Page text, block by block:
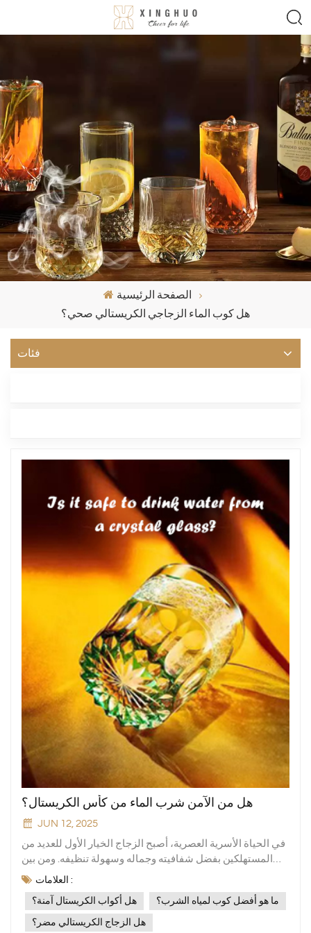
الصفحة الرئيسية
هل كوب الماء الزجاجي الكريستالي صحي؟
فئات
هل من الآمن شرب الماء من كأس الكريستال؟
JUN 12, 2025
في الحياة الأسرية العصرية، أصبح الزجاج الخيار الأول للعديد من
المستهلكين بفضل شفافيته وجماله وسهولة تنظيفه. ومن بين
المواد الزجاجية العديدة، أكواب الكريستال يزداد إقبال الناس
على الزجاج البلوري بفضل مظهره الصافي وقوامه عالي الجودة.
لكن في الوقت نفسه، يتساءل الكثيرون: هل شرب الماء من
الزجاج البلوري آمن؟كعلامة تجارية تركز على تصنيع أدوات
العلامات :
هل أكواب الكريستال آمنة؟ ما هو أفضل كوب لمياه الشرب؟
هل الزجاج الكريستالي مضر؟